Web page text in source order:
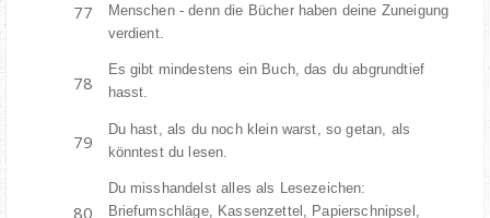
Menschen - denn die Bücher haben deine Zuneigung
verdient.
Es gibt mindestens ein Buch, das du abgrundtief
hasst.
Du hast, als du noch klein warst, so getan, als
könntest du lesen.
Du misshandelst alles als Lesezeichen:
Briefumschläge, Kassenzettel, Papierschnipsel,